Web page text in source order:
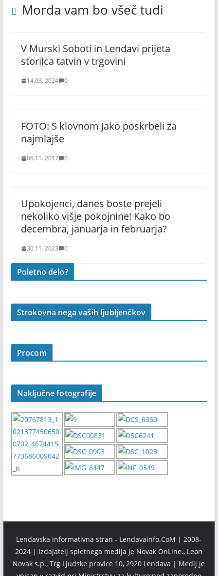
Morda vam bo všeč tudi
V Murski Soboti in Lendavi prijeta
storilca tatvin v trgovini
14.03. 2024 0
FOTO: S klovnom Jako poskrbeli za
najmlajše
06.11. 2017 0
Upokojenci, danes boste prejeli
nekoliko višje pokojnine! Kako bo
decembra, januarja in februarja?
30.11. 2023 0
Poletno delo?
Strokovna nega vaših ljubljenčkov
Procom
Naključne fotografije
Lendavska informativna stran - Lendavainfo.CoM | 2008-
2024 | Izdajatelj spletnega medija je Novak OnLine., Leon
Novak s.p., Trg Ljudske pravice 10, 2920 Lendava | Medij je